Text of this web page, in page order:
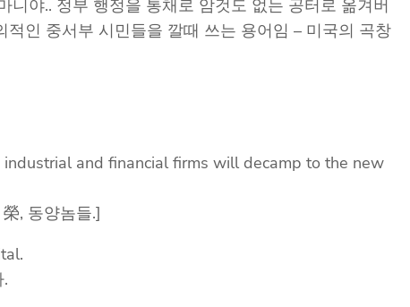
야.. 정부 행정을 통채로 암것도 없는 공터로 옮겨버
인 중서부 시민들을 깔때 쓰는 용어임 – 미국의 곡창
industrial and financial firms will decamp to the new
, 동양놈들.]